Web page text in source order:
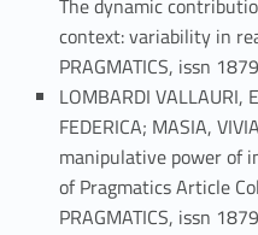
The dynamic
context: variability in
PRAGMATICS, issn
LOMBARDI VALLAURI,
FEDERICA; MASIA,
manipulative power of
of Pragmatics Article
PRAGMATICS, issn